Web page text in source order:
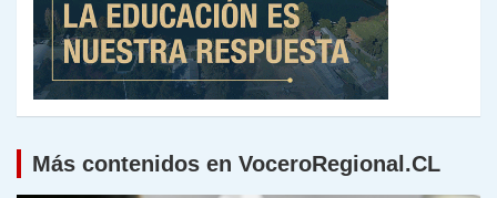
Más contenidos en VoceroRegional.CL